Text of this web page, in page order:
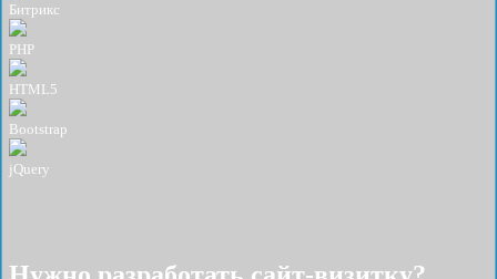
Битрикс
PHP
HTML5
Bootstrap
jQuery